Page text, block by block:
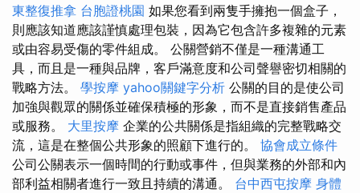
東整復推拿 台胞證桃園 如果您看到兩隻手擁抱一個盒子，
則應該知道應該謹慎處理包裝，因為它包含許多複雜的元素
或由容易受傷的零件組成。 公關營銷不僅是一種溝通工
具，而且是一種與品牌，客戶滿意度和公司聲譽密切相關的
戰略方法。 學按摩 yahoo關鍵字分析 公關的目的是使公司
加強與觀眾的關係並確保積極的形象，而不是直接銷售產品
或服務。 大里按摩 企業的公共關係是指組織的完整戰略交
流，這是在整個公共形象的照顧下進行的。 協會成立條件
公司公關表示一個時間的行動或事件，但與業務的外部和內
部利益相關者進行一致且持續的溝通。 台中西屯按摩 身體